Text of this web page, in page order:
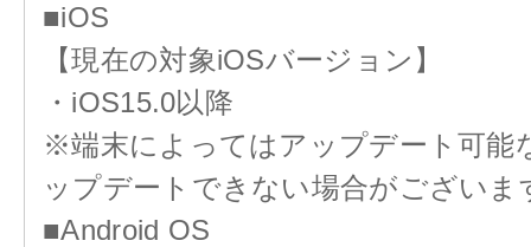
■iOS
【現在の対象iOSバージョン】
・iOS15.0以降
※端末によってはアップデート可能
ップデートできない場合がございま
■Android OS